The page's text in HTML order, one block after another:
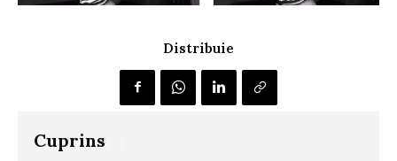
Distribuie
Cuprins